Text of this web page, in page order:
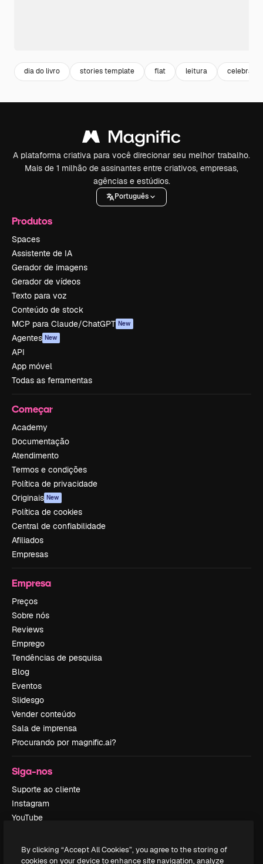
dia do livro stories template flat leitura
A plataforma criativa para você direcionar seu melhor trabalho.
Mais de 1 milhão de assinantes entre criativos, empresas,
agências e estúdios.
Português
Produtos
Spaces
Assistente de IA
Gerador de imagens
Gerador de vídeos
Texto para voz
Conteúdo de stock
MCP para Claude/ChatGPT New
Agentes New
API
App móvel
Todas as ferramentas
Começar
Academy
Documentação
Atendimento
Termos e condições
Política de privacidade
Originais New
Política de cookies
Central de confiabilidade
Afiliados
Empresas
Empresa
Preços
Sobre nós
Reviews
Emprego
Tendências de pesquisa
Blog
Eventos
Slidesgo
Vender conteúdo
Sala de imprensa
Procurando por magnific.ai?
Siga-nos
Suporte ao cliente
Instagram
YouTube
TikTok
Discord
By clicking “Accept All Cookies”, you agree to the storing of
cookies on your device to enhance site navigation, analyze